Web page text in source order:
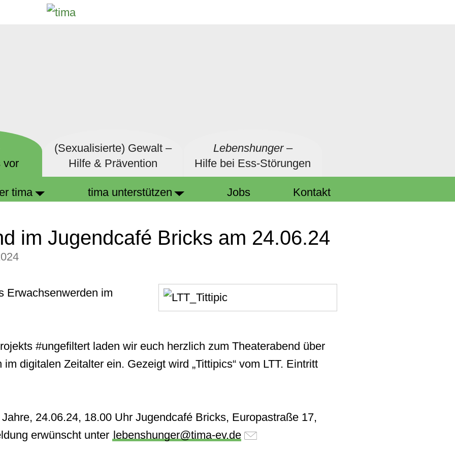
vor
tima tima unterstützen Jobs Kontakt
(Sexualisierte) Gewalt –
Hilfe & Prävention
Lebenshunger–
Hilfe bei Ess-Störungen
im Jugendcafé Bricks am 24.06.24
Erwachsenwerden im
#ungefiltert laden wir euch herzlich zum Theaterabend über
digitalen Zeitalter ein. Gezeigt wird „Tittipics“ vom LTT. Eintritt
24.06.24, 18.00 Uhr Jugendcafé Bricks, Europastraße 17,
erwünscht unter lebenshunger@tima-ev.de